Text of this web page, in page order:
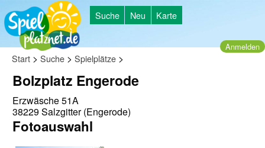
Suche Neu Karte
Anmelden
Start > Suche > Spielplätze >
Bolzplatz Engerode
Erzwäsche 51A
38229 Salzgitter (Engerode)
Fotoauswahl